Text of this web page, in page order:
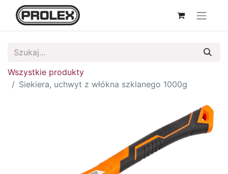
Wszystkie produkty
Siekiera, uchwyt z włókna szklanego 1000g